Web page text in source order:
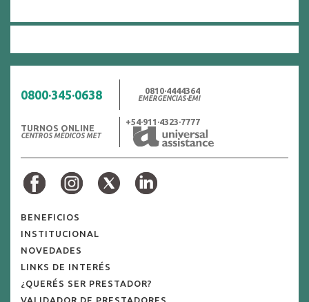
0800·345·0638 0810·4444364
EMERGENCIAS·EMI
TURNOS ONLINE
CENTROS MÉDICOS MET
+54·911·4323·7777
BENEFICIOS
INSTITUCIONAL
NOVEDADES
LINKS DE INTERÉS
¿QUERÉS SER PRESTADOR?
VALIDADOR DE PRESTADORES